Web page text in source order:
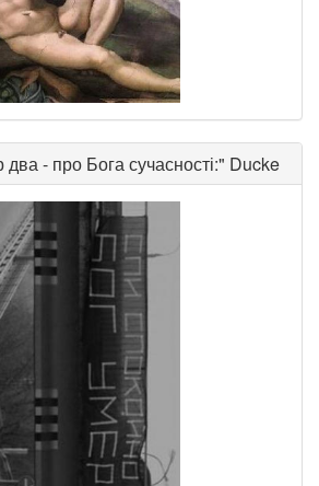
- про Бога сучасності:" Ducke